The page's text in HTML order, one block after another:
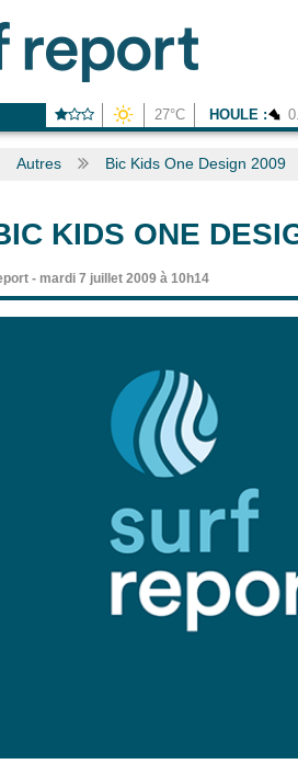
27°C HOULE :
Autres Bic Kids One Design 2009
KIDS ONE
- mardi 7 juillet 2009 à 10h14